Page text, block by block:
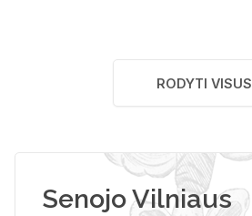
RODYTI VISUS
Senojo Vilniaus